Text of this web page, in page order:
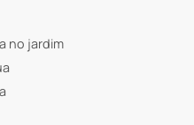
no jardim